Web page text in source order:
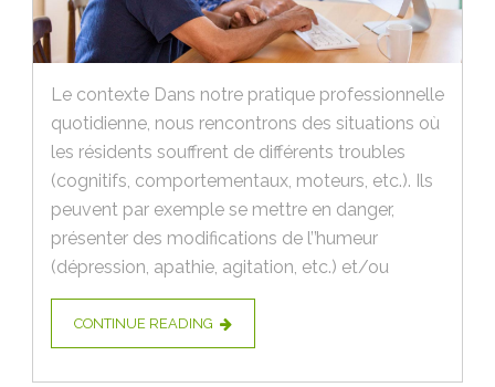
Le contexte Dans notre pratique professionnelle
quotidienne, nous rencontrons des situations où
les résidents souffrent de différents troubles
(cognitifs, comportementaux, moteurs, etc.). Ils
peuvent par exemple se mettre en danger,
présenter des modifications de l’’humeur
(dépression, apathie, agitation, etc.) et/ou
CONTINUE READING